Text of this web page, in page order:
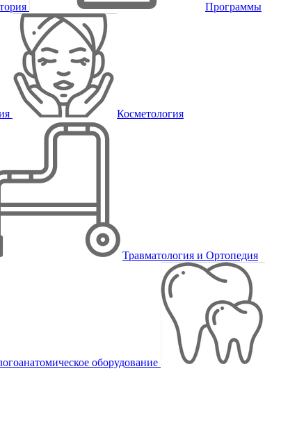
Программы
Косметология
Травматология и Ортопедия
оборудование